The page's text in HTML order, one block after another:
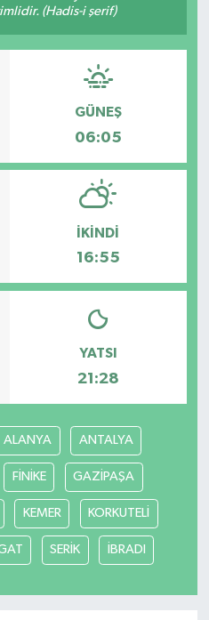
(Hadis-i şerif)
GÜNEŞ
06:05
İKINDI
16:55
YATSI
21:28
ALANYA ANTALYA
FİNİKE GAZİPAŞA
KEMER KORKUTELİ
SERİK İBRADI